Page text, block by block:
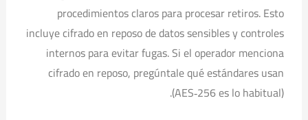
procedimientos claros para procesar retiros. Esto
incluye cifrado en reposo de datos sensibles y controles
internos para evitar fugas. Si el operador menciona
cifrado en reposo, pregúntale qué estándares usan
(AES‑256 es lo habitual).